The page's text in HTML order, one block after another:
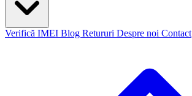
Verifică IMEI Blog Retururi Despre noi Contact